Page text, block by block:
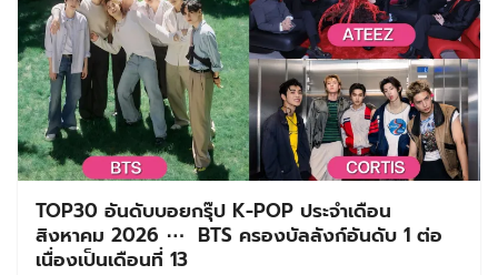
TOP30 อันดับบอยกรุ๊ป K-POP ประจำเดือน
สิงหาคม 2026 ⋯ BTS ครองบัลลังก์อันดับ 1 ต่อ
เนื่องเป็นเดือนที่ 13